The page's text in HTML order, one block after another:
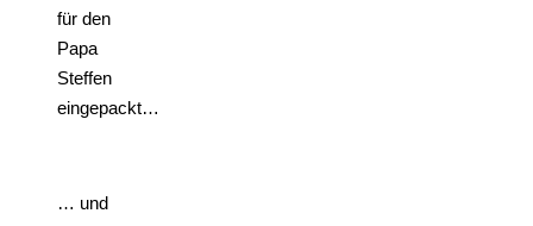
für den
Papa
Steffen
eingepackt…
… und